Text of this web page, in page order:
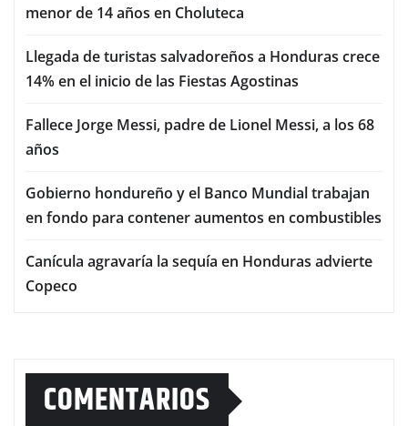
menor de 14 años en Choluteca
Llegada de turistas salvadoreños a Honduras crece
14% en el inicio de las Fiestas Agostinas
Fallece Jorge Messi, padre de Lionel Messi, a los 68
años
Gobierno hondureño y el Banco Mundial trabajan
en fondo para contener aumentos en combustibles
Canícula agravaría la sequía en Honduras advierte
Copeco
COMENTARIOS